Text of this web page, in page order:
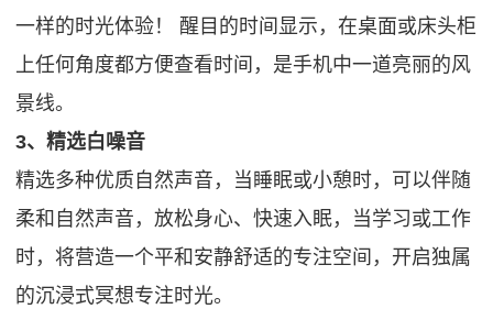
一样的时光体验！ 醒目的时间显示，在桌面或床头柜
上任何角度都方便查看时间，是手机中一道亮丽的风
景线。
3、精选白噪音
精选多种优质自然声音，当睡眠或小憩时，可以伴随
柔和自然声音，放松身心、快速入眠，当学习或工作
时，将营造一个平和安静舒适的专注空间，开启独属
的沉浸式冥想专注时光。